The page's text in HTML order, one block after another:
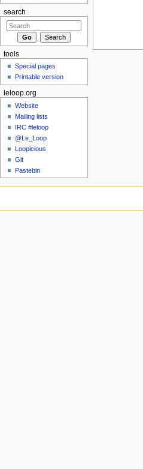
search
tools
Special pages
Printable version
leloop.org
Website
Mailing lists
IRC #leloop
@Le_Loop
Loopicious
Git
Pastebin